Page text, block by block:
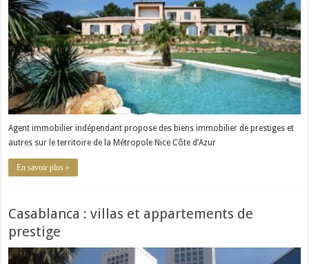
Agent immobilier indépendant propose des biens immobilier de prestiges et
autres sur le territoire de la Métropole Nice Côte d’Azur
En savoir plus »
Casablanca : villas et appartements de
prestige